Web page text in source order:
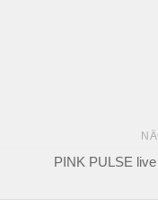
PINK PULSE